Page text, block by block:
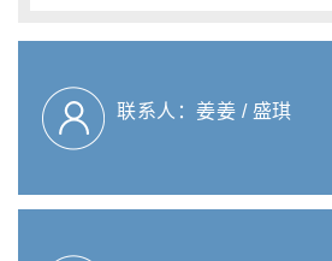
联系人：姜姜 / 盛琪